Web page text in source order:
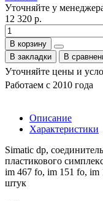
Уточняйте у
12 320 р.
В корзину
В закладки
В
Уточняйте цены и
Работаем с 2010 года
Описание
Характеристики
Simatic dp,
пластикового
im 467 fo, im 151 fo, im
штук